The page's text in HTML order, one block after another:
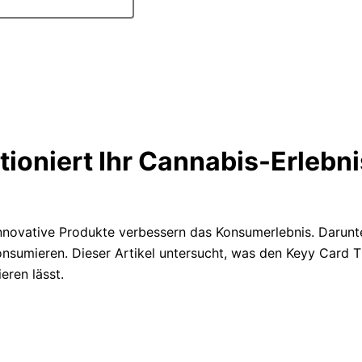
Ihr Cannabis-
Produkte verbessern das Konsumerlebnis.
Dieser Artikel untersucht, was den Keyy Card
lässt.